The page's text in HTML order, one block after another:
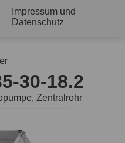
Impressum und
Datenschutz
30-18.2
Zentralrohr